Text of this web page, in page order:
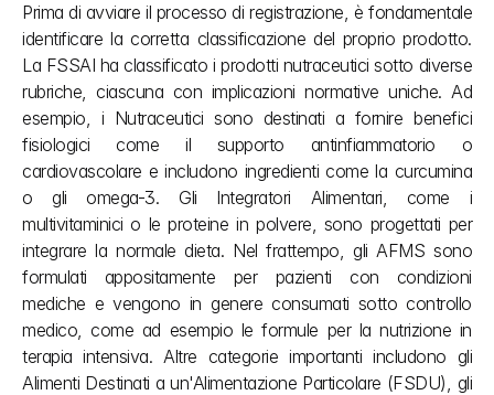
Prima di avviare il processo di registrazione, è fondamentale
identificare la corretta classificazione del proprio prodotto.
La FSSAI ha classificato i prodotti nutraceutici sotto diverse
rubriche, ciascuna con implicazioni normative uniche. Ad
esempio, i Nutraceutici sono destinati a fornire benefici
fisiologici come il supporto antinfiammatorio o
cardiovascolare e includono ingredienti come la curcumina
o gli omega-3. Gli Integratori Alimentari, come i
multivitaminici o le proteine in polvere, sono progettati per
integrare la normale dieta. Nel frattempo, gli AFMS sono
formulati appositamente per pazienti con condizioni
mediche e vengono in genere consumati sotto controllo
medico, come ad esempio le formule per la nutrizione in
terapia intensiva. Altre categorie importanti includono gli
Alimenti Destinati a un'Alimentazione Particolare (FSDU), gli